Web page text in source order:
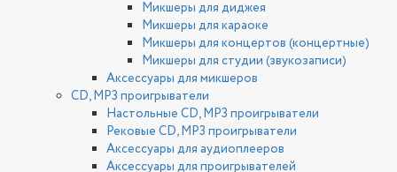
Микшеры для диджея
Микшеры для караоке
Микшеры для концертов (концертные)
Микшеры для студии (звукозаписи)
Аксессуары для микшеров
CD, MP3 проигрыватели
Настольные CD, MP3 проигрыватели
Рековые CD, MP3 проигрыватели
Аксессуары для аудиоплееров
Аксессуары для проигрывателей